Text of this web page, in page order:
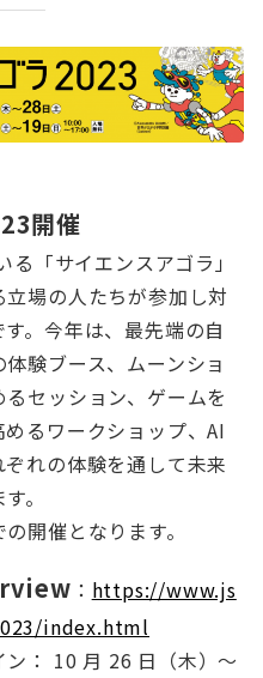
開催
「サイエンスアゴラ」
場の人たちが参加し対
。今年は、最先端の自
験ブース、ムーンショ
セッション、ゲームを
るワークショップ、AI
れの体験を通して未来
。
開催となります。
： https://www.js
index.html
ン： 10 月 26 日（木）～